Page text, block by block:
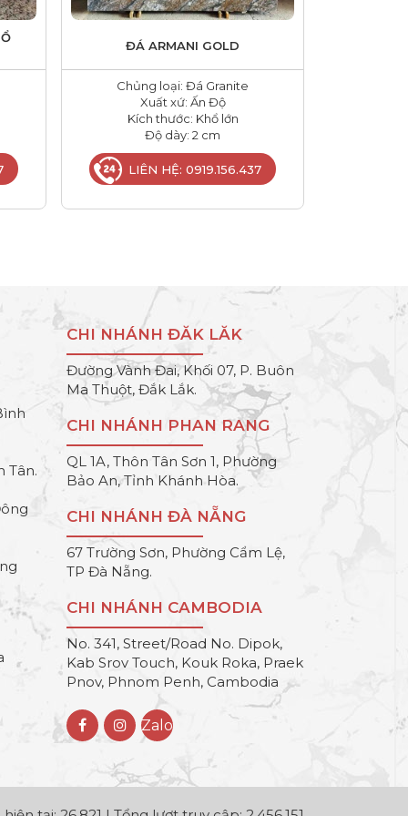
ĐÁ ARMANI GOLD
Chủng loại: Đá Granite
Xuất xứ: Ấn Độ
Kích thước: Khổ lớn
Độ dày: 2 cm
LIÊN HỆ: 0919.156.437
Tân.
CHI NHÁNH ĐĂK LĂK
Đường Vành Đai, Khối 07, P. Buôn
Ma Thuột, Đắk Lắk.
CHI NHÁNH PHAN RANG
QL 1A, Thôn Tân Sơn 1, Phường
Bảo An, Tỉnh Khánh Hòa.
CHI NHÁNH ĐÀ NẴNG
67 Trường Sơn, Phường Cẩm Lệ,
TP Đà Nẵng.
CHI NHÁNH CAMBODIA
No. 341, Street/Road No. Dipok,
Kab Srov Touch, Kouk Roka, Praek
Pnov, Phnom Penh, Cambodia
Zalo